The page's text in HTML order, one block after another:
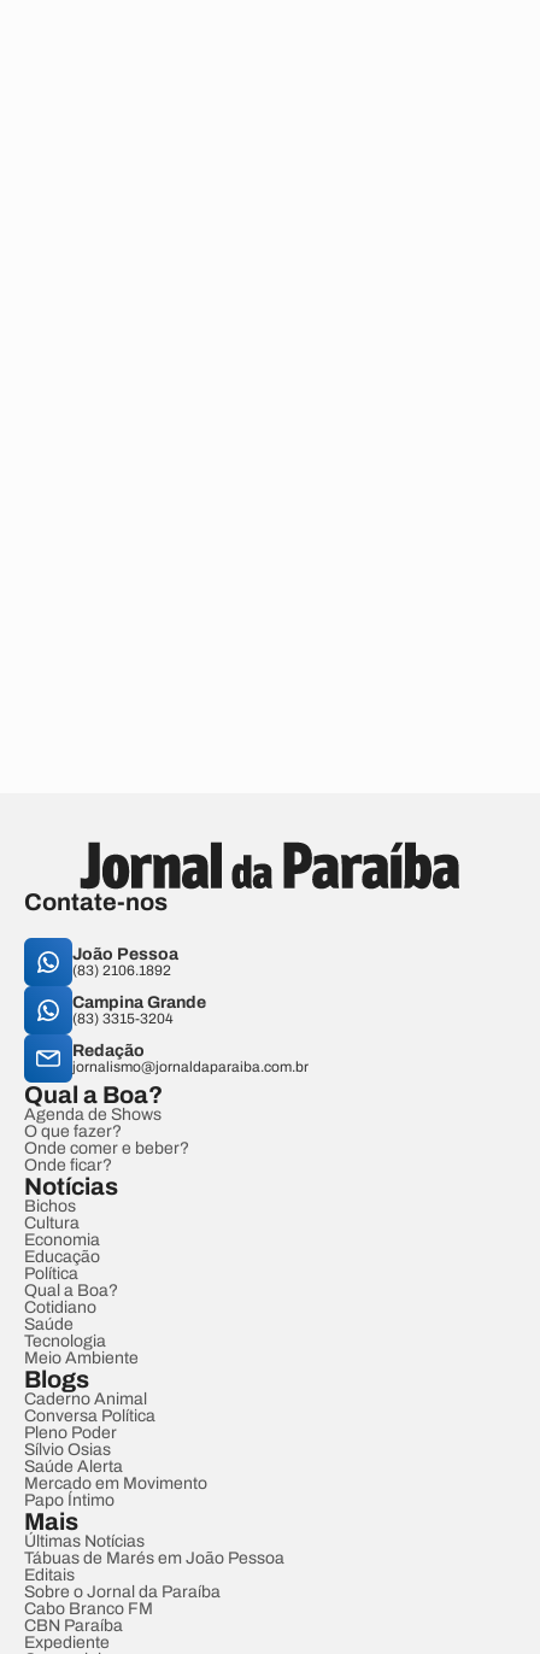
Contate-nos
João Pessoa
(83) 2106.1892
Campina Grande
(83) 3315-3204
Redação
jornalismo@jornaldaparaiba.com.br
Qual a Boa?
Agenda de Shows
O que fazer?
Onde comer e beber?
Onde ficar?
Notícias
Bichos
Cultura
Economia
Educação
Política
Qual a Boa?
Cotidiano
Saúde
Tecnologia
Meio Ambiente
Blogs
Caderno Animal
Conversa Política
Pleno Poder
Sílvio Osias
Saúde Alerta
Mercado em Movimento
Papo Íntimo
Mais
Últimas Notícias
Tábuas de Marés em João Pessoa
Editais
Sobre o Jornal da Paraíba
Cabo Branco FM
CBN Paraíba
Expediente